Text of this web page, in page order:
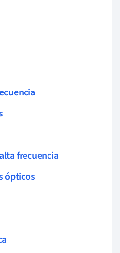
frecuencia
ópticos